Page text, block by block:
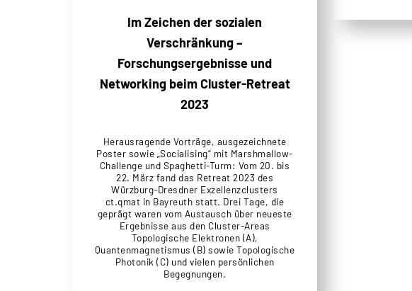
Im Zeichen der sozialen
Verschränkung –
Forschungsergebnisse und
Networking beim Cluster-Retreat
2023
Herausragende Vorträge, ausgezeichnete
Poster sowie „Socialising“ mit Marshmallow-
Challenge und Spaghetti-Turm: Vom 20. bis
22. März fand das Retreat 2023 des
Würzburg-Dresdner Exzellenzclusters
ct.qmat in Bayreuth statt. Drei Tage, die
geprägt waren vom Austausch über neueste
Ergebnisse aus den Cluster-Areas
Topologische Elektronen (A),
Quantenmagnetismus (B) sowie Topologische
Photonik (C) und vielen persönlichen
Begegnungen.